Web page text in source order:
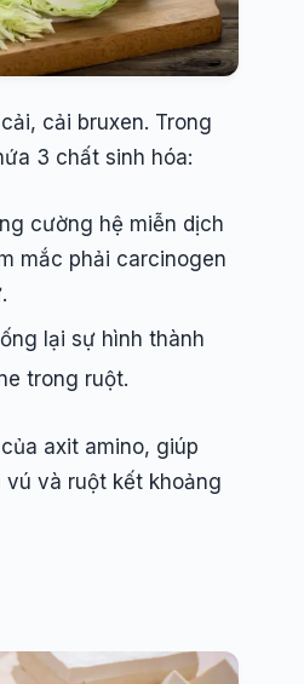
cải bruxen. Trong
3 chất sinh hóa:
cường hệ miễn dịch
mắc phải carcinogen
lại sự hình thành
trong ruột.
axit amino, giúp
và ruột kết khoảng